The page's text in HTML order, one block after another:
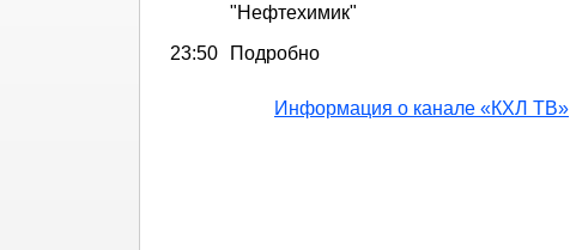
"Нефтехимик"
23:50
Подробно
Информация о канале «КХЛ ТВ»